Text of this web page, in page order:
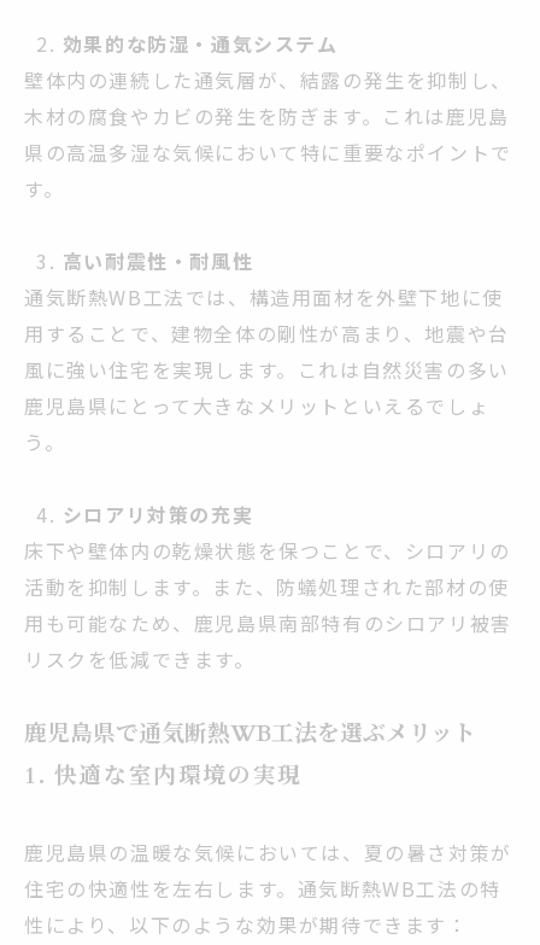
効果的な防湿・通気システム
壁体内の連続した通気層が、結露の発生を抑制し、
木材の腐食やカビの発生を防ぎます。これは鹿児島
県の高温多湿な気候において特に重要なポイントで
す。
高い耐震性・耐風性
通気断熱WB工法では、構造用面材を外壁下地に使
用することで、建物全体の剛性が高まり、地震や台
風に強い住宅を実現します。これは自然災害の多い
鹿児島県にとって大きなメリットといえるでしょ
う。
シロアリ対策の充実
床下や壁体内の乾燥状態を保つことで、シロアリの
活動を抑制します。また、防蟻処理された部材の使
用も可能なため、鹿児島県南部特有のシロアリ被害
リスクを低減できます。
鹿児島県で通気断熱WB工法を選ぶメリット
1. 快適な室内環境の実現
鹿児島県の温暖な気候においては、夏の暑さ対策が
住宅の快適性を左右します。通気断熱WB工法の特
性により、以下のような効果が期待できます：